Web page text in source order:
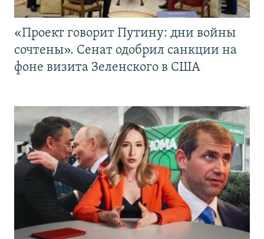
«Проект говорит Путину: дни войны
сочтены». Сенат одобрил санкции на
фоне визита Зеленского в США